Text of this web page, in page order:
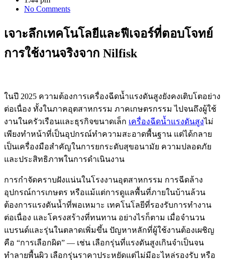
No Comments
เจาะลึกเทคโนโลยีและฟีเจอร์ที่ตอบโจทย์
การใช้งานจริงจาก Nilfisk
ในปี 2025 ความต้องการเครื่องฉีดน้ำแรงดันสูงยังคงเติบโตอย่าง
ต่อเนื่อง ทั้งในภาคอุตสาหกรรม ภาคเกษตรกรรม ไปจนถึงผู้ใช้
งานในครัวเรือนและธุรกิจขนาดเล็ก เครื่องฉีดน้ำแรงดันสูงไม่
เพียงทำหน้าที่เป็นอุปกรณ์ทำความสะอาดพื้นฐาน แต่ได้กลาย
เป็นเครื่องมือสำคัญในการยกระดับสุขอนามัย ความปลอดภัย
และประสิทธิภาพในการดำเนินงาน
การกำจัดคราบฝังแน่นในโรงงานอุตสาหกรรม การฉีดล้าง
อุปกรณ์การเกษตร หรือแม้แต่การดูแลพื้นที่ภายในบ้านล้วน
ต้องการแรงดันน้ำที่พอเหมาะ เทคโนโลยีที่รองรับการทำงาน
ต่อเนื่อง และโครงสร้างที่ทนทาน อย่างไรก็ตาม เมื่อจำนวน
แบรนด์และรุ่นในตลาดเพิ่มขึ้น ปัญหาหลักที่ผู้ใช้งานต้องเผชิญ
คือ “การเลือกผิด” — เช่น เลือกรุ่นที่แรงดันสูงเกินจำเป็นจน
ทำลายพื้นผิว เลือกรุ่นราคาประหยัดแต่ไม่มีอะไหล่รองรับ หรือ